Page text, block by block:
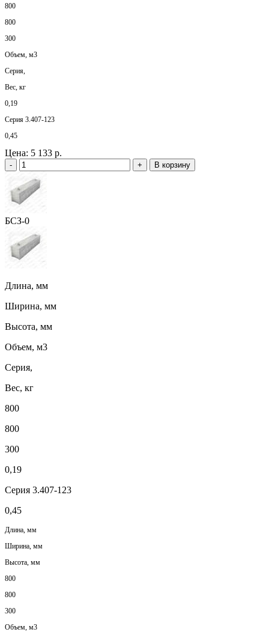
800
800
300
Объем, м3
Серия,
Вес, кг
0,19
Серия 3.407-123
0,45
Цена: 5 133 р.
- + В корзину
БСЗ-0
Длина, мм
Ширина, мм
Высота, мм
Объем, м3
Серия,
Вес, кг
800
800
300
0,19
Серия 3.407-123
0,45
Длина, мм
Ширина, мм
Высота, мм
800
800
300
Объем, м3